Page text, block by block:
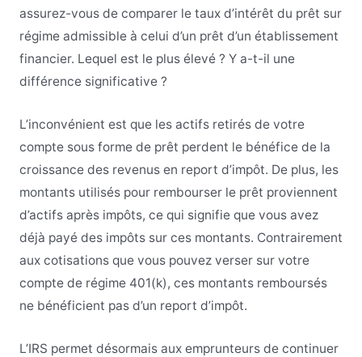
assurez-vous de comparer le taux d’intérêt du prêt sur
régime admissible à celui d’un prêt d’un établissement
financier. Lequel est le plus élevé ? Y a-t-il une
différence significative ?
L’inconvénient est que les actifs retirés de votre
compte sous forme de prêt perdent le bénéfice de la
croissance des revenus en report d’impôt. De plus, les
montants utilisés pour rembourser le prêt proviennent
d’actifs après impôts, ce qui signifie que vous avez
déjà payé des impôts sur ces montants. Contrairement
aux cotisations que vous pouvez verser sur votre
compte de régime 401(k), ces montants remboursés
ne bénéficient pas d’un report d’impôt.
L’IRS permet désormais aux emprunteurs de continuer